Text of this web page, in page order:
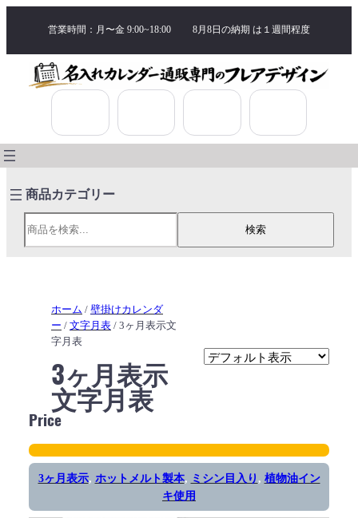
営業時間：月〜金 9:00~18:00 8月8日の納期 は １週間程度
検索
検索
ホーム / 壁掛けカレンダ
ー / 文字月表 / 3ヶ月表示文
字月表
3ヶ月表示
文字月表
Price
3ヶ月表示, ホットメルト製本, ミシン目入り, 植物油イン
キ使用